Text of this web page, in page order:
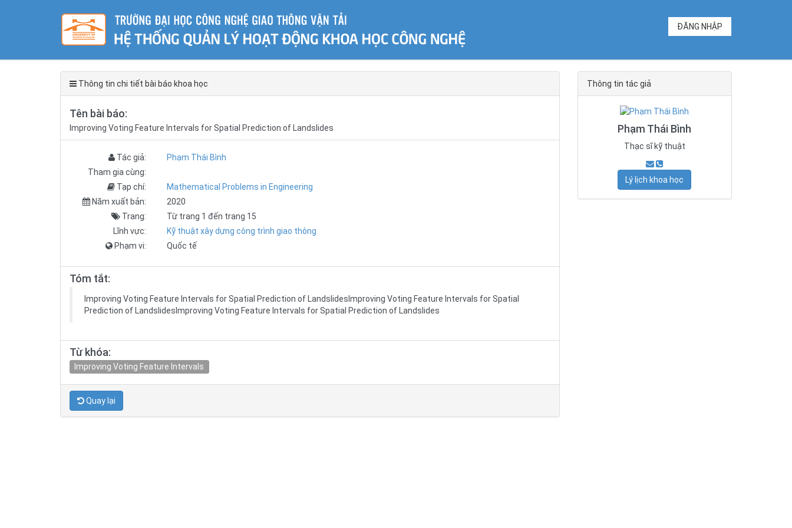
ĐĂNG NHẬP
Thông tin chi tiết bài báo khoa học
Tên bài báo:
Improving Voting Feature Intervals for Spatial Prediction of Landslides
Tác giả:
Phạm Thái Bình
Tham gia cùng:
Tạp chí:
Mathematical Problems in Engineering
Năm xuất bản:
2020
Trang:
Từ trang 1 đến trang 15
Lĩnh vực:
Kỹ thuật xây dựng công trình giao thông
Phạm vi:
Quốc tế
Tóm tắt:
Improving Voting Feature Intervals for Spatial Prediction of LandslidesImproving Voting Feature Intervals for Spatial
Prediction of LandslidesImproving Voting Feature Intervals for Spatial Prediction of Landslides
Từ khóa:
Improving Voting Feature Intervals
Quay lại
Thông tin tác giả
Phạm Thái Bình
Thạc sĩ kỹ thuật
Lý lịch khoa học